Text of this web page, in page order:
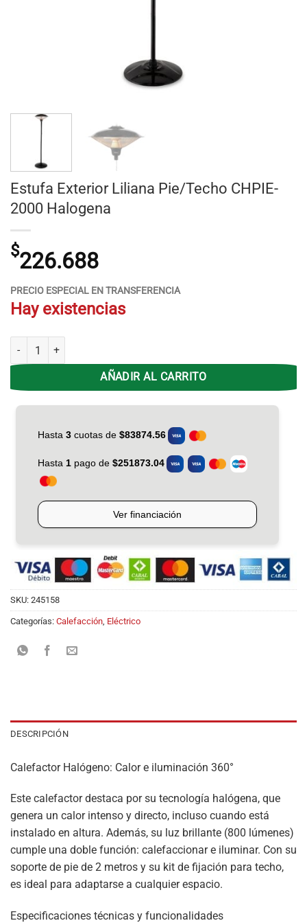
Estufa Exterior Liliana Pie/Techo CHPIE-
2000 Halogena
$226.688
PRECIO ESPECIAL EN TRANSFERENCIA
Hay existencias
Estufa Exterior Liliana Pie/Techo CHPIE-2000 Halogena cantidad
AÑADIR AL CARRITO
SKU: 245158
Categorías: Calefacción Eléctrico
DESCRIPCIÓN
Calefactor Halógeno: Calor e iluminación 360°
Este calefactor destaca por su tecnología halógena, que
genera un calor intenso y directo, incluso cuando está
instalado en altura. Además, su luz brillante (800 lúmenes)
cumple una doble función: calefaccionar e iluminar. Con su
soporte de pie de 2 metros y su kit de fijación para techo,
es ideal para adaptarse a cualquier espacio.
Especificaciones técnicas y funcionalidades